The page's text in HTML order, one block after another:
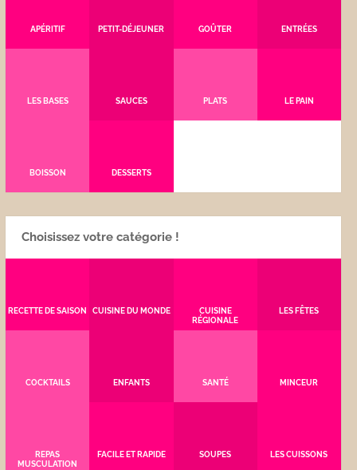
APÉRITIF PETIT-DÉJEUNER GOÛTER ENTRÉES
LES BASES SAUCES PLATS LE PAIN
BOISSON DESSERTS
Choisissez votre catégorie !
RECETTE DE SAISON CUISINE DU MONDE
CUISINE
RÉGIONALE
LES FÊTES
COCKTAILS ENFANTS SANTÉ MINCEUR
REPAS
MUSCULATION
FACILE ET RAPIDE SOUPES LES CUISSONS